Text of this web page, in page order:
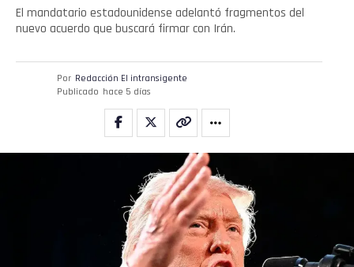
El mandatario estadounidense adelantó fragmentos del
nuevo acuerdo que buscará firmar con Irán.
Por Redacción El intransigente
Publicado hace 5 días